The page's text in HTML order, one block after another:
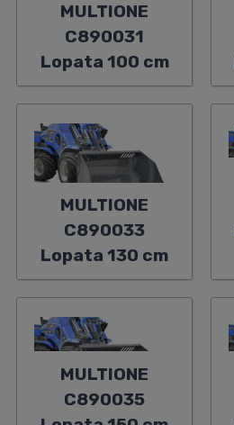
MULTIONE
C890031
Lopata 100 cm
MULTIONE
C890033
Lopata 130 cm
MULTIONE
C890035